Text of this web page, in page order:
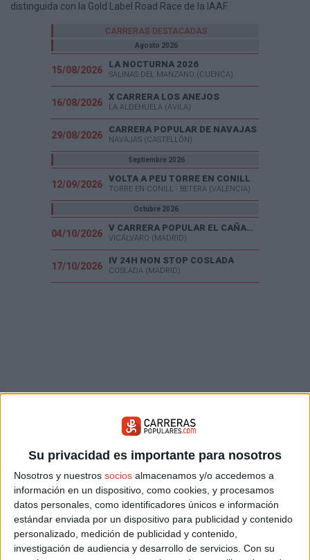
Su privacidad es importante para nosotros
Nosotros y nuestros socios almacenamos y/o accedemos a
información en un dispositivo, como cookies, y procesamos
datos personales, como identificadores únicos e información
estándar enviada por un dispositivo para publicidad y contenido
personalizado, medición de publicidad y contenido,
investigación de audiencia y desarrollo de servicios. Con su
distinguida con la Gold Label Road Race de la IAAF.
CARRERAS DESTACADAS
Agosto 2026
15/08/2026
LA NOCTURNA 2026
SALINAS DEL MANZANO (CUENCA)
16/08/2026
X CARRERA LOS ANEJOS
LA ALDEHUELA (AVILA)
29/08/2026
CARRERA POPULAR DE NAVAJAS
NAVAJAS (CASTELLÓN)
Septiembre 2026
12/09/2026
VOLTA A PEU TORRE EN CONILL
TORRE EN CONILL - BETERA (VALENCIA)
Octubre 2026
04/10/2026
V CARRERA POPULAR EL CAÑAVERAL
VICÁLVARO (MADRID)
17/10/2026
IV 24H NON STOP COSLADA
COSLADA (MADRID)